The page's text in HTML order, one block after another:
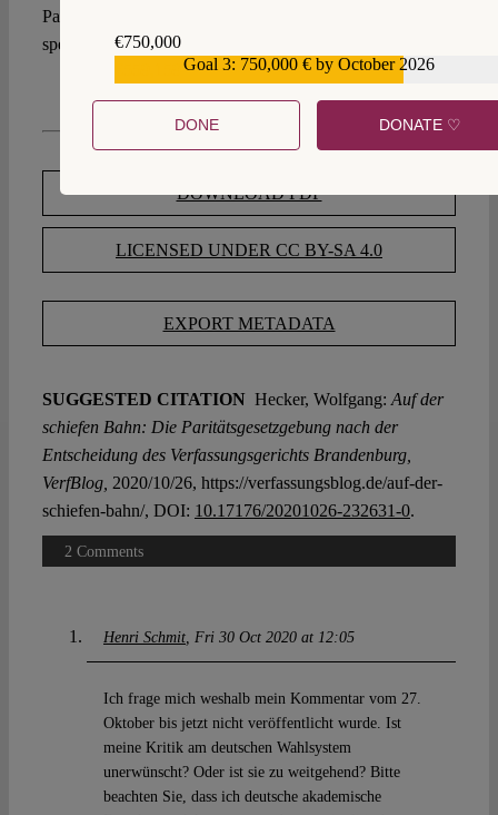
Parteienkonkurrenz und gegenüber den Wählern ihr
spezielles Profil schaffen.
DOWNLOAD PDF
LICENSED UNDER CC BY-SA 4.0
EXPORT METADATA
SUGGESTED CITATION Hecker, Wolfgang: Auf der
schiefen Bahn: Die Paritätsgesetzgebung nach der
Entscheidung des Verfassungsgerichts Brandenburg,
VerfBlog, 2020/10/26, https://verfassungsblog.de/auf-der-
schiefen-bahn/, DOI: 10.17176/20201026-232631-0.
2 Comments
Henri Schmit Fri 30 Oct 2020 at 12:05
Ich frage mich weshalb mein Kommentar vom 27.
Oktober bis jetzt nicht veröffentlicht wurde. Ist
meine Kritik am deutschen Wahlsystem
unerwünscht? Oder ist sie zu weitgehend? Bitte
beachten Sie, dass ich deutsche akademische
€750,000
Goal 3: 750,000 € by October 2026
DONE DONATE ♡